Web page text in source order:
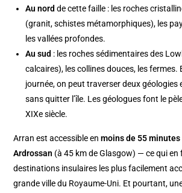
Au nord de cette faille : les roches
(granit, schistes métamorphiques), les
les vallées profondes.
Au sud : les roches sédimentaires des
calcaires), les collines douces, les fermes.
journée, on peut traverser deux géologies
sans quitter l’île. Les géologues font le
XIXe siècle.
Arran est accessible enmoins de 55 minutes
Ardrossan (à 45 km de Glasgow) — ce qui en
destinations insulaires les plus facilement
grande ville du Royaume-Uni. Et pourtant,